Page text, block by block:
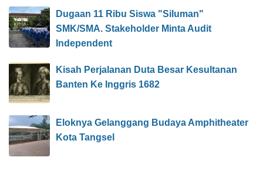
Dugaan 11 Ribu Siswa "Siluman"
SMK/SMA. Stakeholder Minta Audit
Independent
Kisah Perjalanan Duta Besar Kesultanan
Banten Ke Inggris 1682
Eloknya Gelanggang Budaya Amphitheater
Kota Tangsel